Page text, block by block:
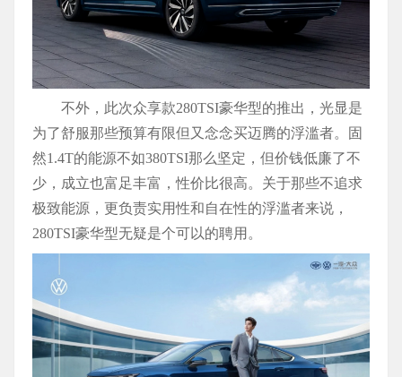
不外，此次众享款280TSI豪华型的推出，光显是
为了舒服那些预算有限但又念念买迈腾的浮滥者。固
然1.4T的能源不如380TSI那么坚定，但价钱低廉了不
少，成立也富足丰富，性价比很高。关于那些不追求
极致能源，更负责实用性和自在性的浮滥者来说，
280TSI豪华型无疑是个可以的聘用。